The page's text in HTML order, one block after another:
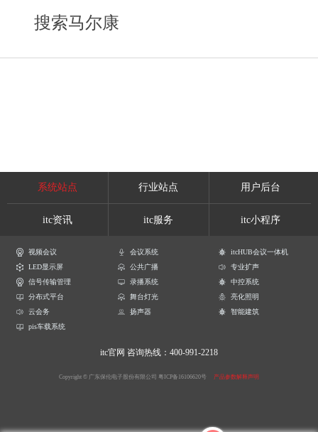
搜索马尔康
系统站点 行业站点 用户后台
itc资讯 itc服务 itc小程序
视频会议 会议系统
itcHUB会议一体机
LED显示屏
公共广播
专业扩声
信号传输管理
录播系统
中控系统
分布式平台
舞台灯光
亮化照明
云会务
扬声器
智能建筑
pis车载系统
itc官网 咨询热线：400-991-2218
Copyright © 广东保伦电子股份有限公司 粤ICP备16106620号 产品参数解释声明